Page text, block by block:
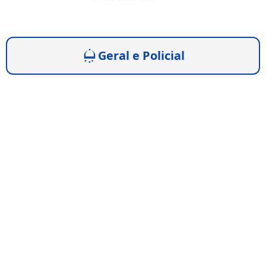
Geral e Policial